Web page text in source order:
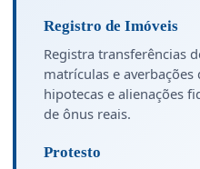
Registro de Imóveis
Registra transferências
matrículas e
hipotecas e alienações
de ônus reais.
Protesto